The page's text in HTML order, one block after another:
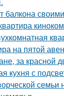
балкона
на пятой
за красной
кухня с
семьи